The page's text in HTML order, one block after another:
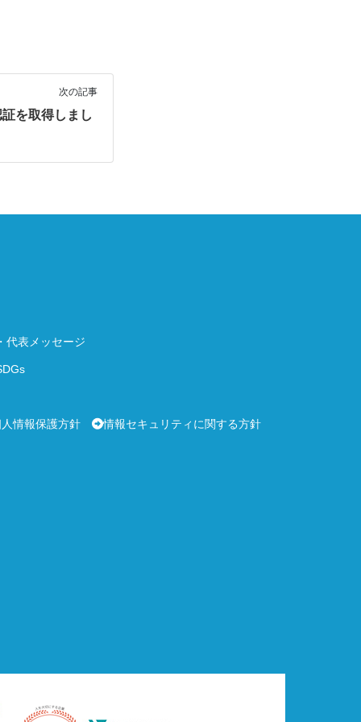
次の記事
を取得しまし
代表メッセージ
情報保護方針 情報セキュリティに関する方針